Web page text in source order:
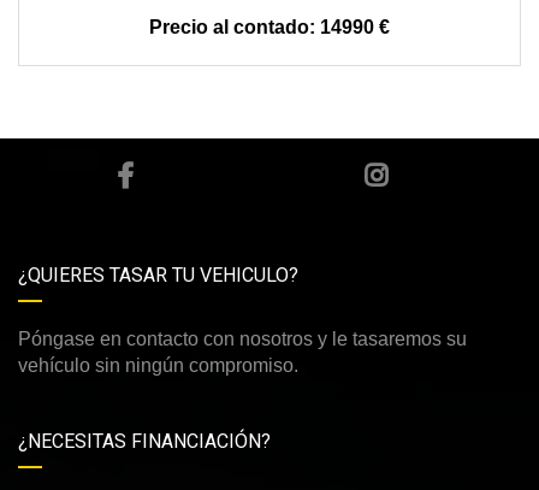
14990 €
¿QUIERES TASAR TU VEHICULO?
Póngase en contacto con nosotros y le tasaremos su
vehículo sin ningún compromiso.
¿NECESITAS FINANCIACIÓN?